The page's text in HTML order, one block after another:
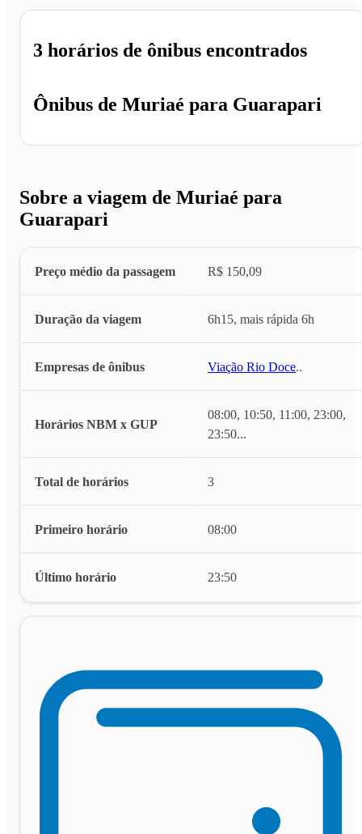
Ônibus de Muriaé para Guarapari
3 horários de ônibus encontrados
Sobre a viagem de Muriaé para
Guarapari
Preço médio da passagem R$ 150,09
Duração da viagem 6h15, mais rápida 6h
Empresas de ônibus Viação Rio Doce...
Horários NBM x GUP
08:00, 10:50, 11:00, 23:00,
23:50...
Total de horários 3
Primeiro horário 08:00
Último horário 23:50